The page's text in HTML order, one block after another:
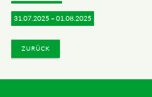
31.07.2025 – 01.08.2025
ZURÜCK